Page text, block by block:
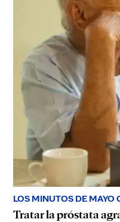
LOS MINUTOS DE MAYO
Tratar la próstata